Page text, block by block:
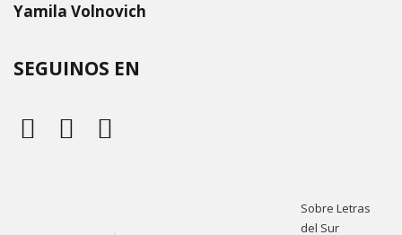
Yamila Volnovich
SEGUINOS EN
Sobre Letras
del Sur